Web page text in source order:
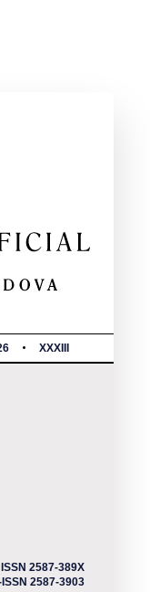
XXXIII
ISSN 2587-389X
ISSN 2587-3903